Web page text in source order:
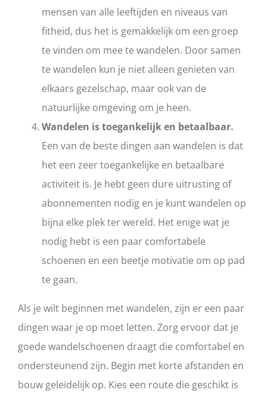
mensen van alle leeftijden en niveaus van
fitheid, dus het is gemakkelijk om een groep
te vinden om mee te wandelen. Door samen
te wandelen kun je niet alleen genieten van
elkaars gezelschap, maar ook van de
natuurlijke omgeving om je heen.
Wandelen is toegankelijk en betaalbaar.
Een van de beste dingen aan wandelen is dat
het een zeer toegankelijke en betaalbare
activiteit is. Je hebt geen dure uitrusting of
abonnementen nodig en je kunt wandelen op
bijna elke plek ter wereld. Het enige wat je
nodig hebt is een paar comfortabele
schoenen en een beetje motivatie om op pad
te gaan.
Als je wilt beginnen met wandelen, zijn er een paar
dingen waar je op moet letten. Zorg ervoor dat je
goede wandelschoenen draagt die comfortabel en
ondersteunend zijn. Begin met korte afstanden en
bouw geleidelijk op. Kies een route die geschikt is